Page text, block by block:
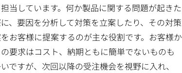
当しています。何か製品に関する問題が起きた
、要因を分析して対策を立案したり、その対策
お客様に提案するのが主な役割です。お客様か
要求はコスト、納期ともに簡単でないものも
ですが、次回以降の受注機会を視野に入れ、